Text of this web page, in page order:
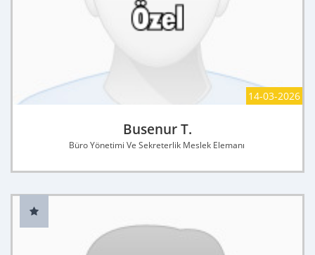
14-03-2026
Busenur T.
Büro Yönetimi Ve Sekreterlik Meslek Elemanı